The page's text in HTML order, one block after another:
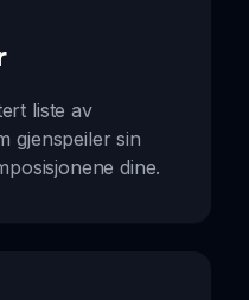
liste av
gjenspeiler sin
dine.